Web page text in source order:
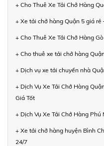
+ Cho Thuê Xe Tải Chở Hàng
+ Xe tải chở hàng Quận 5 giá
+ Cho Thuê Xe Tải Chở Hàng
+ Cho thuê xe tải chở hàng
+ Dịch vụ xe tải chuyển nhà
+ Dịch Vụ Xe Tải Chở Hàng
Giá Tốt
+ Dịch Vụ Xe Tải Chở Hàng
+ Xe tải chở hàng huyện Bình
24/7